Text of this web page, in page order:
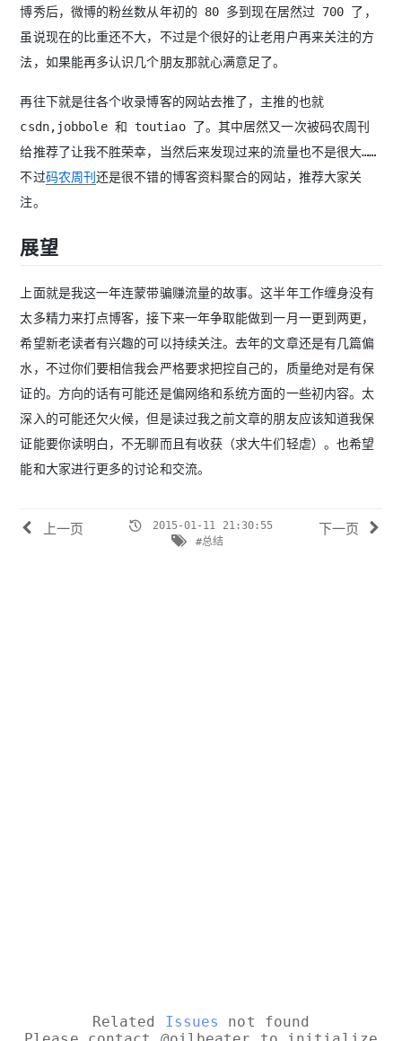
博秀后，微博的粉丝数从年初的 80 多到现在居然过 700 了，
虽说现在的比重还不大，不过是个很好的让老用户再来关注的方
法，如果能再多认识几个朋友那就心满意足了。
再往下就是往各个收录博客的网站去推了，主推的也就
csdn,jobbole 和 toutiao 了。其中居然又一次被码农周刊
给推荐了让我不胜荣幸，当然后来发现过来的流量也不是很大……
不过码农周刊还是很不错的博客资料聚合的网站，推荐大家关
注。
展望
上面就是我这一年连蒙带骗赚流量的故事。这半年工作缠身没有
太多精力来打点博客，接下来一年争取能做到一月一更到两更，
希望新老读者有兴趣的可以持续关注。去年的文章还是有几篇偏
水，不过你们要相信我会严格要求把控自己的，质量绝对是有保
证的。方向的话有可能还是偏网络和系统方面的一些初内容。太
深入的可能还欠火候，但是读过我之前文章的朋友应该知道我保
证能要你读明白，不无聊而且有收获（求大牛们轻虐）。也希望
能和大家进行更多的讨论和交流。
上一页
2015-01-11 21:30:55
#总结
下一页
Related Issues
not found